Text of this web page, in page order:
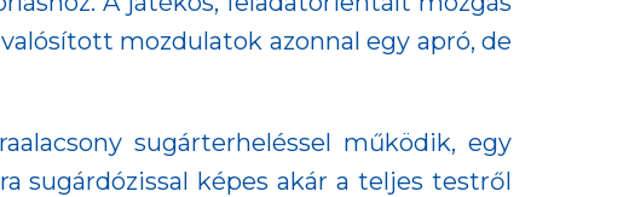
mozdulatok azonnal egy apró, de
sugárterheléssel működik, egy
sugárdózissal képes akár a teljes testről